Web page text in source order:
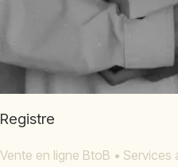
Registre
Vente en ligne BtoB • Services